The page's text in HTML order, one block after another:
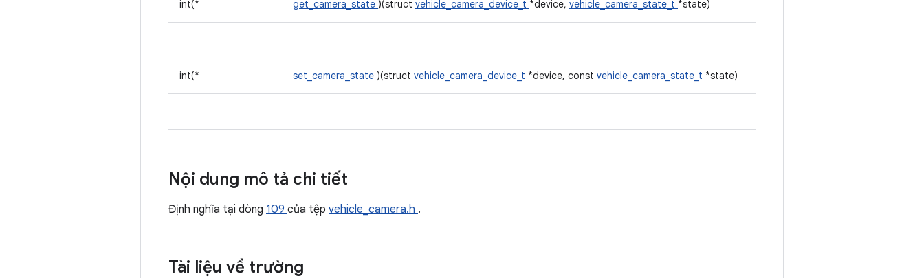
int(* get_camera_state )(struct vehicle_camera_device_t *device, vehicle_camera_state_t *state)
int(* set_camera_state )(struct vehicle_camera_device_t *device, const vehicle_camera_state_t *state)
Nội dung mô tả chi tiết
Định nghĩa tại dòng 109 của tệp vehicle_camera.h .
Tài liệu về trường